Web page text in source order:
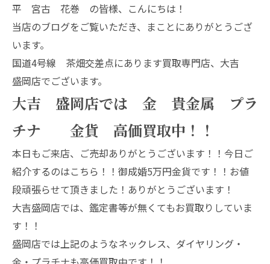
平 宮古 花巻 の皆様、こんにちは！
当店のブログをご覧いただき、まことにありがとうござ
います。
国道4号線 茶畑交差点にあります買取専門店、大吉
盛岡店でございます。
大吉 盛岡店では 金 貴金属 プラ
チナ 金貨 高価買取中！！
本日もご来店、ご売却ありがとうございます！！今日ご
紹介するのはこちら！！御成婚5万円金貨です！！お値
段頑張らせて頂きました！ありがとうございます！
大吉盛岡店では、鑑定書等が無くてもお買取りしていま
す！！
盛岡店では上記のようなネックレス、ダイヤリング・